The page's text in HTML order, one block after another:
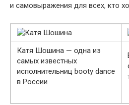
и самовыражения для всех, кто
Катя Шошина — одна из
самых известных
исполнительниц booty dance
в России